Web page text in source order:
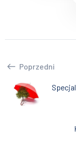
Poprzedni